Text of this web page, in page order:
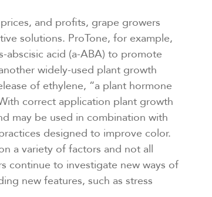
and profits, grape growers
solutions. ProTone, for example,
acid (a-ABA) to promote
widely-used plant growth
of ethylene, “a plant hormone
correct application plant growth
may be used in combination with
designed to improve color.
a variety of factors and not all
continue to investigate new ways of
new features, such as stress